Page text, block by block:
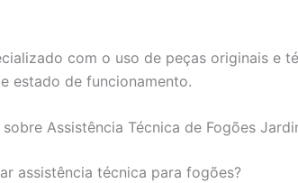
com o uso de peças originais e
estado de funcionamento.
sobre Assistência Técnica de Fogões
assistência técnica para fogões?